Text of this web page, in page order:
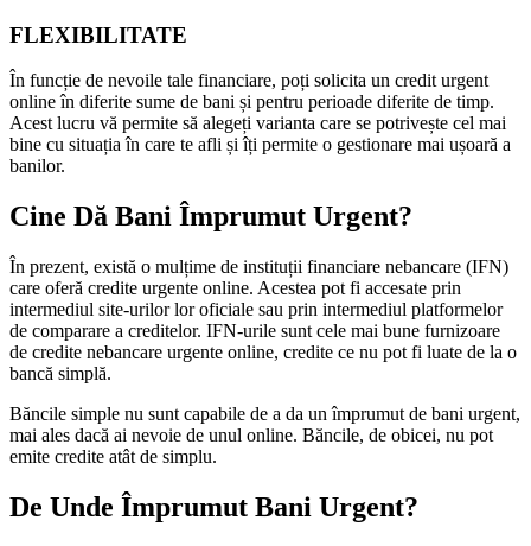
FLEXIBILITATE
În funcție de nevoile tale financiare, poți solicita un credit urgent
online în diferite sume de bani și pentru perioade diferite de timp.
Acest lucru vă permite să alegeți varianta care se potrivește cel mai
bine cu situația în care te afli și îți permite o gestionare mai ușoară a
banilor.
Cine Dă Bani Împrumut Urgent?
În prezent, există o mulțime de instituții financiare nebancare (IFN)
care oferă credite urgente online. Acestea pot fi accesate prin
intermediul site-urilor lor oficiale sau prin intermediul platformelor
de comparare a creditelor. IFN-urile sunt cele mai bune furnizoare
de credite nebancare urgente online, credite ce nu pot fi luate de la o
bancă simplă.
Băncile simple nu sunt capabile de a da un împrumut de bani urgent,
mai ales dacă ai nevoie de unul online. Băncile, de obicei, nu pot
emite credite atât de simplu.
De Unde Împrumut Bani Urgent?